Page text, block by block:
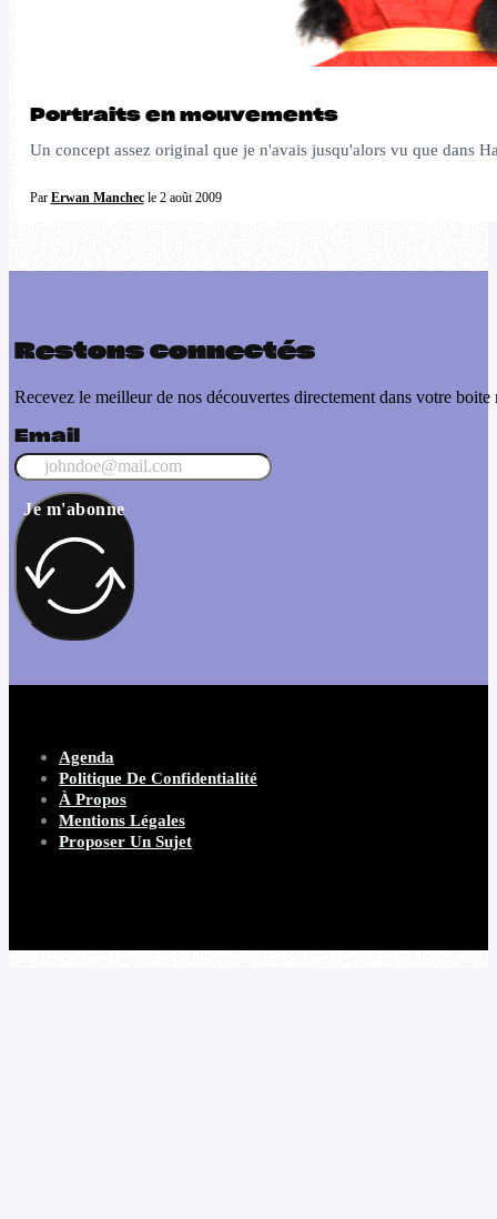
Portraits en mouvements
Un concept assez original que je n'avais jusqu'alors vu que dans
Par Erwan Manchecle 2 août 2009
Restons connectés
Recevez le meilleur de nos découvertes directement dans votre boite
Email
Je m'abonne
Agenda
Politique De Confidentialité
À Propos
Mentions Légales
Proposer Un Sujet